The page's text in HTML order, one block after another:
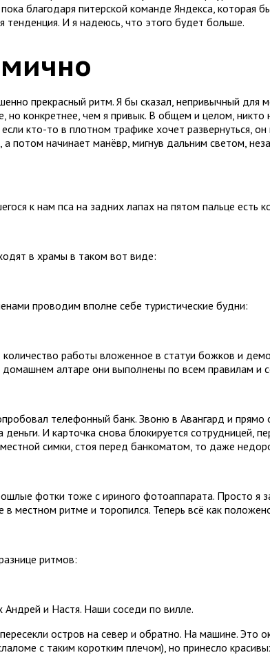
благодаря питерской команде Яндекса, которая
тенденция. И я надеюсь, что этого будет больше.
прекрасный ритм. Я бы сказал, непривычный для
но конкретнее, чем я привык. В общем и целом, никто
кто-то в плотном трафике хочет развернуться,
а потом начинает манёвр, мигнув дальним светом,
к нам пса на задних лапах на пятом пальце есть
в храмы в таком вот виде:
проводим вполне себе туристические будни:
работы вложенное в статуи божков и
домашнем алтаре они выполнены по всем правилам и
телефонный банк. Звоню в Авангард и прямо
деньги. И карточка снова блокируется сотрудницей,
симки, стоя перед банкоматом, то даже
фотки тоже с ириного фотоаппарата. Просто я
в местном ритме и торопился. Теперь всё как
ритмов:
Андрей и Настя. Наши соседи по вилле.
остров на север и обратно. На машине. Это
с таким коротким плечом), но принесло